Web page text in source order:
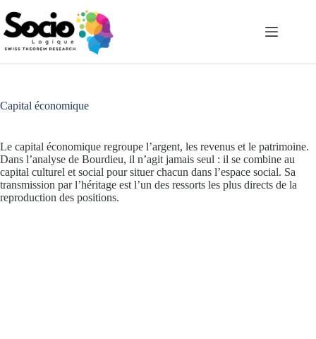
au
contenu
Capital économique
Le capital économique regroupe l’argent, les revenus et le patrimoine.
Dans l’analyse de Bourdieu, il n’agit jamais seul : il se combine au
capital culturel et social pour situer chacun dans l’espace social. Sa
transmission par l’héritage est l’un des ressorts les plus directs de la
reproduction des positions.